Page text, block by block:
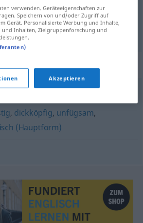
bockig FIG
bockig FIG
für "bockbeinig"
, dickköpfig, unfügsam,
(Hauptform)
verwenden. Geräteeigenschaften zur
Speichern von und/oder Zugriff auf
Gerät. Personalisierte Werbung und Inhalte,
und Inhalten, Zielgruppenforschung und
Akzeptieren